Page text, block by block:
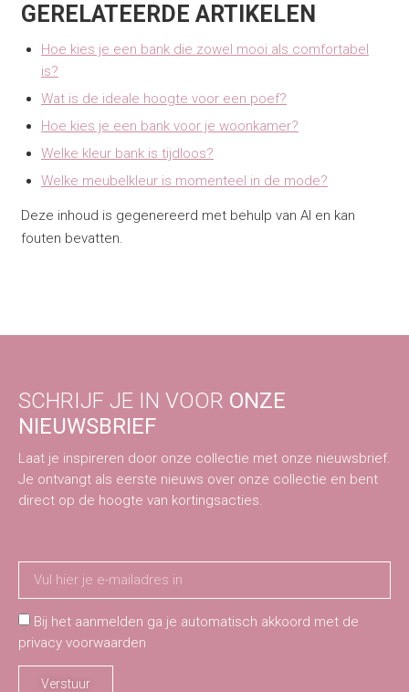
GERELATEERDE ARTIKELEN
Hoe kies je een bank die zowel mooi als comfortabel
is?
Wat is de ideale hoogte voor een poef?
Hoe kies je een bank voor je woonkamer?
Welke kleur bank is tijdloos?
Welke meubelkleur is momenteel in de mode?
Deze inhoud is gegenereerd met behulp van AI en kan
fouten bevatten.
SCHRIJF JE IN VOOR ONZE
NIEUWSBRIEF
Laat je inspireren door onze collectie met onze nieuwsbrief.
Je ontvangt als eerste nieuws over onze collectie en bent
direct op de hoogte van kortingsacties.
Bij het aanmelden ga je automatisch akkoord met de
privacy voorwaarden
Verstuur